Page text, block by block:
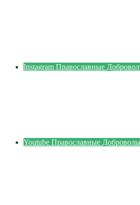
Instagram Православные
Youtube Православные